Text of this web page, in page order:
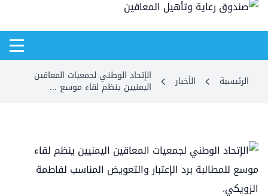
الرئيسية الأخبار الإتحاد الوطني لجمعيات المعاقين
اليمنيين ينظم لقاء موسع ...